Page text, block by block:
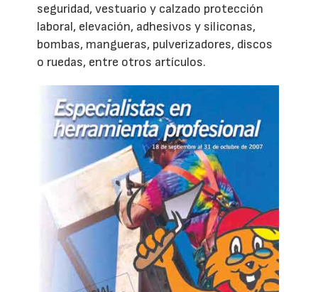
seguridad, vestuario y calzado protección
laboral, elevación, adhesivos y siliconas,
bombas, mangueras, pulverizadores, discos
o ruedas, entre otros artículos.